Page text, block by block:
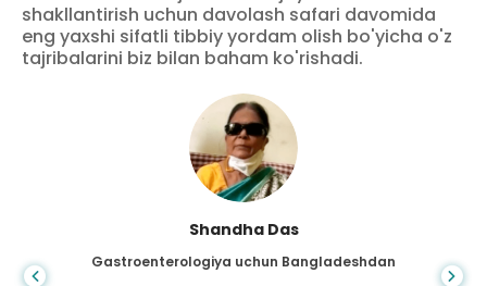
shakllantirish uchun davolash safari davomida
eng yaxshi sifatli tibbiy yordam olish bo'yicha o'z
tajribalarini biz bilan baham ko'rishadi.
Shandha Das
Gastroenterologiya uchun Bangladeshdan